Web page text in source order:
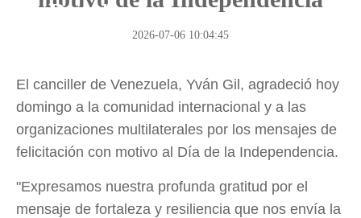
la Ruta"
2026-07-06 10:04:45
El canciller de Venezuela, Yván Gil, agradeció hoy
domingo a la comunidad internacional y a las
organizaciones multilaterales por los mensajes de
felicitación con motivo al Día de la Independencia.
"Expresamos nuestra profunda gratitud por el
mensaje de fortaleza y resiliencia que nos envía la